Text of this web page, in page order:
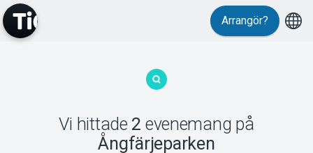
MyTickster
Arrangör?
Vi hittade 2 evenemang på
Ångfärjeparken